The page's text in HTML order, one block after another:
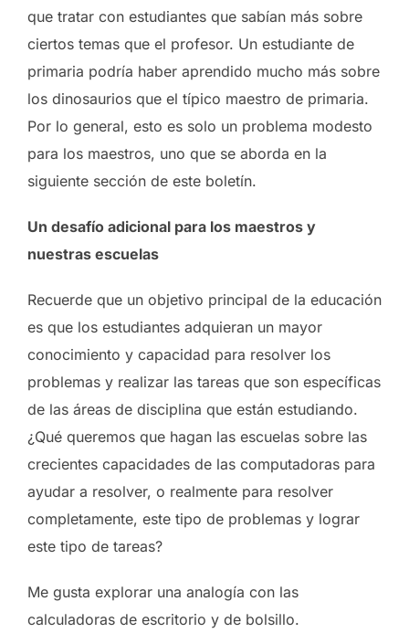
que tratar con estudiantes que sabían más sobre
ciertos temas que el profesor. Un estudiante de
primaria podría haber aprendido mucho más sobre
los dinosaurios que el típico maestro de primaria.
Por lo general, esto es solo un problema modesto
para los maestros, uno que se aborda en la
siguiente sección de este boletín.
Un desafío adicional para los maestros y
nuestras escuelas
Recuerde que un objetivo principal de la educación
es que los estudiantes adquieran un mayor
conocimiento y capacidad para resolver los
problemas y realizar las tareas que son específicas
de las áreas de disciplina que están estudiando.
¿Qué queremos que hagan las escuelas sobre las
crecientes capacidades de las computadoras para
ayudar a resolver, o realmente para resolver
completamente, este tipo de problemas y lograr
este tipo de tareas?
Me gusta explorar una analogía con las
calculadoras de escritorio y de bolsillo.